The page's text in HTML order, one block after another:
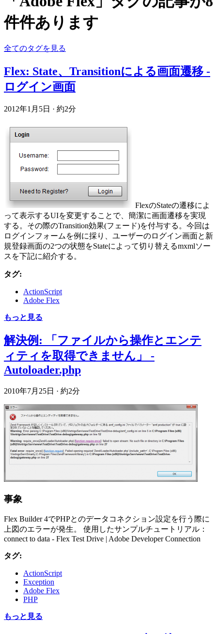
件件あります
全てのタグを見る
Flex: State、Transitionによる画面遷移 -
ログイン画面
2012年1月5日 · 約2分
FlexのStateの遷移によ
って表示するUIを変更することで、簡潔に画面遷移を実現
する。その際のTransition効果(フェード)を付与する。今回は
ログインフォームを例に採り、ユーザーのログイン画面と新
規登録画面の2つの状態をStateによって切り替えるmxmlソー
スを下記に紹介する。
タグ:
ActionScript
Adobe Flex
もっと見る
解決例: 「ファイルから操作とエンテ
ィティを取得できません」 -
Autoloader.php
2010年7月25日 · 約2分
事象
Flex Builder 4でPHPとのデータコネクション設定を行う際に
上図のエラーが発生。 使用したサンプルチュートリアル：
connect to data - Flex Test Drive | Adobe Developer Connection
タグ:
ActionScript
Exception
Adobe Flex
PHP
もっと見る